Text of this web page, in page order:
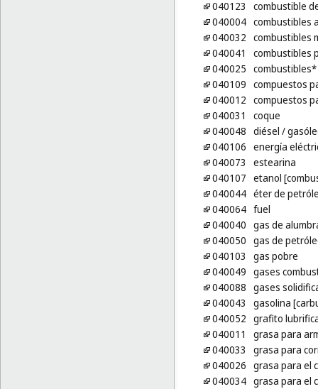
040123
combustible
040004 combustibles
040032 combustibles
040041
combustibles
040025 combustibles*
040109 compuestos
040012 compuestos
040031
coque
040048 diésel /
040106 energía
040073
estearina
040107 etanol
040044 éter de
040064 fuel
040040 gas de
040050 gas de
040103
gas pobre
040049 gases
040088 gases
040043
gasolina
040052 grafito
040011
grasa para
040033
grasa para
040026 grasa para el
040034 grasa para el